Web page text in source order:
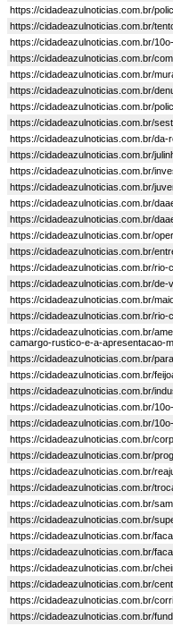
https://cidadeazulnoticias.com.br/
https://cidadeazulnoticias.com.br/
https://cidadeazulnoticias.com.br/
https://cidadeazulnoticias.com.br/
https://cidadeazulnoticias.com.br/
https://cidadeazulnoticias.com.br/
https://cidadeazulnoticias.com.br/
https://cidadeazulnoticias.com.br/
https://cidadeazulnoticias.com.br/
https://cidadeazulnoticias.com.br/
https://cidadeazulnoticias.com.br/
https://cidadeazulnoticias.com.br/
https://cidadeazulnoticias.com.br/
https://cidadeazulnoticias.com.br/
https://cidadeazulnoticias.com.br/
https://cidadeazulnoticias.com.br/
https://cidadeazulnoticias.com.br/
https://cidadeazulnoticias.com.br/
https://cidadeazulnoticias.com.br/
https://cidadeazulnoticias.com.br/
https://cidadeazulnoticias.com.br/
camargo-rustico-e-a-apresentacao-
https://cidadeazulnoticias.com.br/
https://cidadeazulnoticias.com.br/
https://cidadeazulnoticias.com.br/
https://cidadeazulnoticias.com.br/
https://cidadeazulnoticias.com.br/
https://cidadeazulnoticias.com.br/
https://cidadeazulnoticias.com.br/
https://cidadeazulnoticias.com.br/
https://cidadeazulnoticias.com.br/
https://cidadeazulnoticias.com.br/
https://cidadeazulnoticias.com.br/
https://cidadeazulnoticias.com.br/
https://cidadeazulnoticias.com.br/
https://cidadeazulnoticias.com.br/
https://cidadeazulnoticias.com.br/
https://cidadeazulnoticias.com.br/
https://cidadeazulnoticias.com.br/